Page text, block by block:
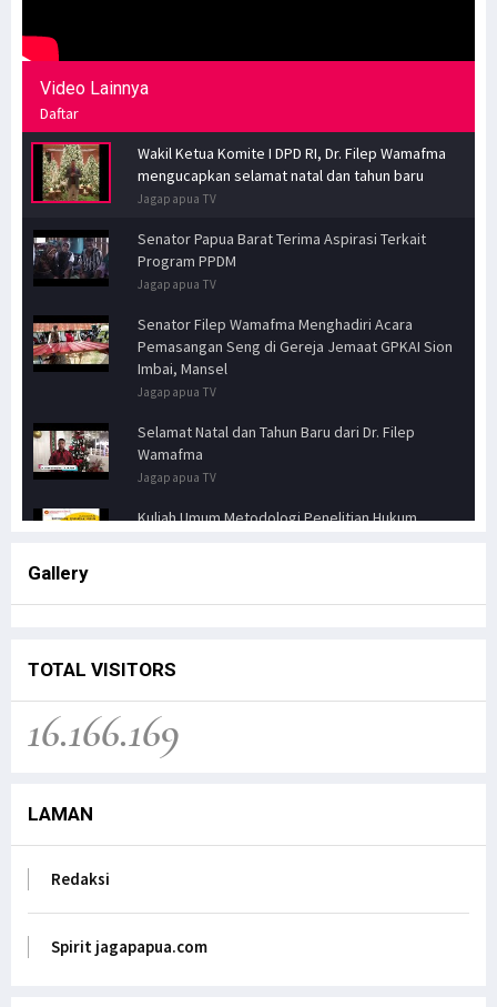
Video Lainnya
Daftar
Wakil Ketua Komite I DPD RI, Dr. Filep Wamafma
mengucapkan selamat natal dan tahun baru
Jagapapua TV
Senator Papua Barat Terima Aspirasi Terkait
Program PPDM
Jagapapua TV
Senator Filep Wamafma Menghadiri Acara
Pemasangan Seng di Gereja Jemaat GPKAI Sion
Imbai, Mansel
Jagapapua TV
Selamat Natal dan Tahun Baru dari Dr. Filep
Wamafma
Jagapapua TV
Kuliah Umum Metodologi Penelitian Hukum
Jagapapua TV
Kunjungan Kerja Anggota DPD RI, Filep
Wamafma, ke Manokwari Selatan, Fokus pada
Sarana Pendidikan.
di DPD RI
Gallery
TOTAL VISITORS
16.166.169
LAMAN
Redaksi
Spirit jagapapua.com